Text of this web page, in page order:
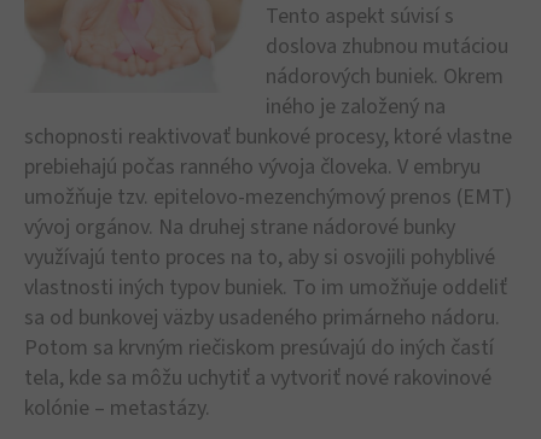
Tento aspekt súvisí s
doslova zhubnou mutáciou
nádorových buniek. Okrem
iného je založený na
schopnosti reaktivovať bunkové procesy, ktoré vlastne
prebiehajú počas ranného vývoja človeka. V embryu
umožňuje tzv. epitelovo-mezenchýmový prenos (EMT)
vývoj orgánov. Na druhej strane nádorové bunky
využívajú tento proces na to, aby si osvojili pohyblivé
vlastnosti iných typov buniek. To im umožňuje oddeliť
sa od bunkovej väzby usadeného primárneho nádoru.
Potom sa krvným riečiskom presúvajú do iných častí
tela, kde sa môžu uchytiť a vytvoriť nové rakovinové
kolónie – metastázy.